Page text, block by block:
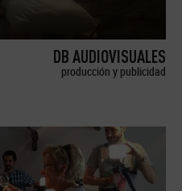
DB AUDIOVISUALES
producción y publicidad